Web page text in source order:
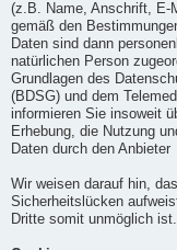
(z.B. Name, Anschrift, E-
gemäß den
Daten sind dann
natürlichen Person
Grundlagen des
(BDSG) und dem
informieren Sie insoweit
Erhebung, die Nutzung
Daten durch den Anbieter
Wir weisen darauf hin,
Sicherheitslücken
Dritte somit unmöglich ist.